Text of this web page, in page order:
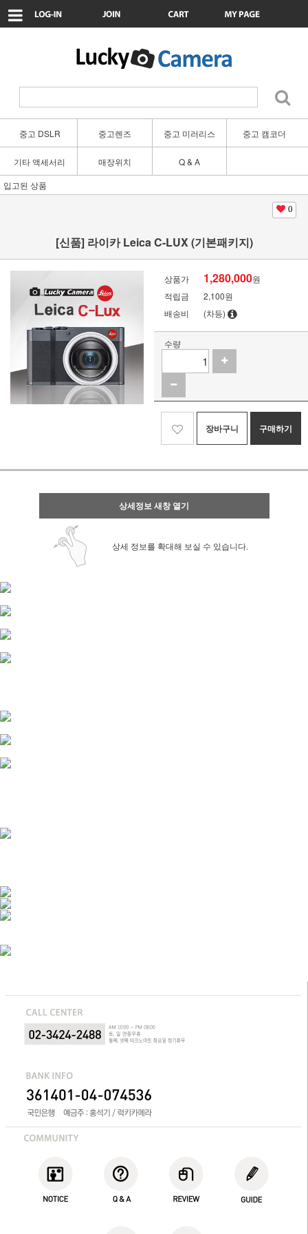
중고 DSLR 중고렌즈 중고 미러리스 중고 캠코더
기타 액세서리 매장위치
Q & A
입고된 상품
0
[신품] 라이카 Leica C-LUX (기본패키지)
상품가 1,280,000원
적립금
2,100원
배송비
(차등)
수량
장바구니 구매하기
상세정보 새창 열기
상세 정보를 확대해 보실 수 있습니다.